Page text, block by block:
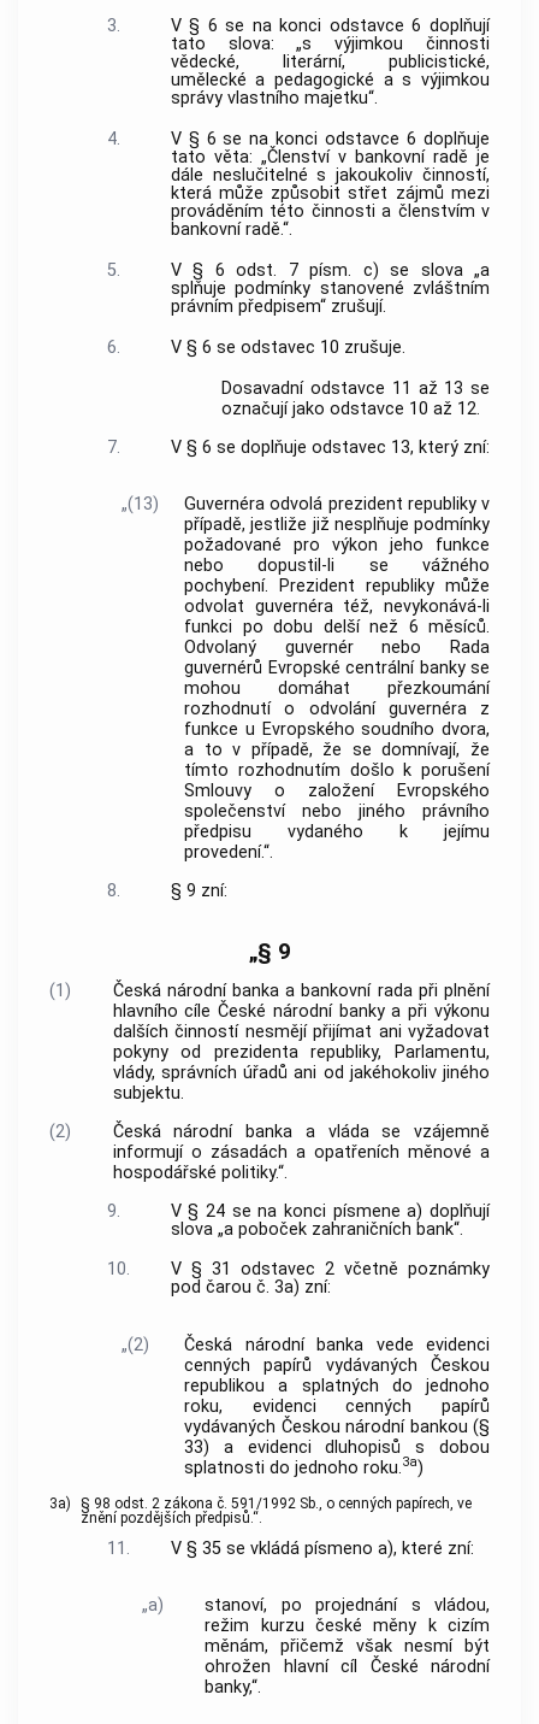
3.
V § 6 se na konci odstavce 6 doplňují
tato slova: „s výjimkou činnosti
vědecké, literární, publicistické,
umělecké a pedagogické a s výjimkou
správy vlastního majetku“.
4.
V § 6 se na konci odstavce 6 doplňuje
tato věta: „Členství v bankovní radě je
dále neslučitelné s jakoukoliv činností,
která může způsobit střet zájmů mezi
prováděním této činnosti a členstvím v
bankovní radě.“.
5.
V § 6 odst. 7 písm. c) se slova „a
splňuje podmínky stanovené zvláštním
právním předpisem“ zrušují.
6.
V § 6 se odstavec 10 zrušuje.
Dosavadní odstavce 11 až 13 se
označují jako odstavce 10 až 12.
7.
V § 6 se doplňuje odstavec 13, který zní:
„(13)
Guvernéra odvolá prezident republiky v
případě, jestliže již nesplňuje podmínky
požadované pro výkon jeho funkce
nebo dopustil-li se vážného
pochybení. Prezident republiky může
odvolat guvernéra též, nevykonává-li
funkci po dobu delší než 6 měsíců.
Odvolaný guvernér nebo Rada
guvernérů Evropské centrální banky se
mohou domáhat přezkoumání
rozhodnutí o odvolání guvernéra z
funkce u Evropského soudního dvora,
a to v případě, že se domnívají, že
tímto rozhodnutím došlo k porušení
Smlouvy o založení Evropského
společenství nebo jiného právního
předpisu vydaného k jejímu
provedení.“.
8.
§ 9 zní:
„§ 9
(1)
Česká národní banka a bankovní rada při plnění
hlavního cíle České národní banky a při výkonu
dalších činností nesmějí přijímat ani vyžadovat
pokyny od prezidenta republiky, Parlamentu,
vlády, správních úřadů ani od jakéhokoliv jiného
subjektu.
(2)
Česká národní banka a vláda se vzájemně
informují o zásadách a opatřeních měnové a
hospodářské politiky.“.
9.
V § 24 se na konci písmene a) doplňují
slova „a poboček zahraničních bank“.
10.
V § 31 odstavec 2 včetně poznámky
pod čarou č. 3a) zní:
„(2)
Česká národní banka vede evidenci
cenných papírů vydávaných Českou
republikou a splatných do jednoho
roku, evidenci cenných papírů
vydávaných Českou národní bankou (§
33) a evidenci dluhopisů s dobou
splatnosti do jednoho roku.3a)
3a)
§ 98 odst. 2 zákona č. 591/1992 Sb., o cenných papírech, ve
znění pozdějších předpisů.“.
11. V § 35 se vkládá písmeno a), které zní:
„a)
stanoví, po projednání s vládou,
režim kurzu české měny k cizím
měnám, přičemž však nesmí být
ohrožen hlavní cíl České národní
banky,“.